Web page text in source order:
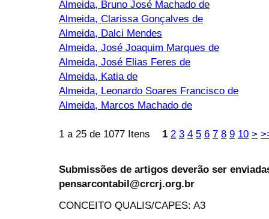
Almeida, Bruno José Machado de
Almeida, Clarissa Gonçalves de
Almeida, Dalci Mendes
Almeida, José Joaquim Marques de
Almeida, José Elias Feres de
Almeida, Katia de
Almeida, Leonardo Soares Francisco de
Almeida, Marcos Machado de
1 a 25 de 1077 Itens 1 2 3 4 5 6 7 8 9 10 >
Submissões de artigos deverão ser
pensarcontabil@crcrj.org.br
CONCEITO QUALIS/CAPES: A3